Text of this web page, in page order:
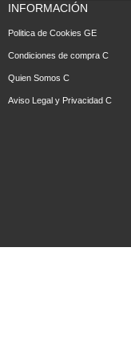
INFORMACIÓN
Politica de Cookies GE
Condiciones de compra C
Quien Somos C
Aviso Legal y Privacidad C